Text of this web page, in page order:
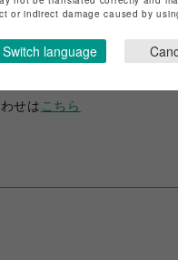
Q
UP SHOP
せは こちら
or indirect damage caused by
Switch language